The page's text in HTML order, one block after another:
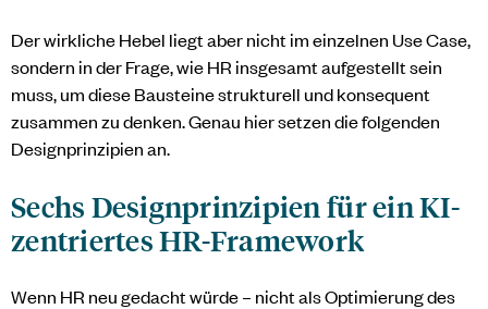
Der wirkliche Hebel liegt aber nicht im einzelnen Use Case,
sondern in der Frage, wie HR insgesamt aufgestellt sein
muss, um diese Bausteine strukturell und konsequent
zusammen zu denken. Genau hier setzen die folgenden
Designprinzipien an.
Sechs Designprinzipien für ein KI-
zentriertes HR-Framework
Wenn HR neu gedacht würde – nicht als Optimierung des